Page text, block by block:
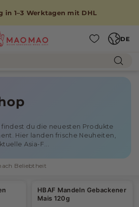
in 1–3 Werktagen mit DHL
DE
du die neuesten Produkte
Hier landen frische Neuheiten,
Asia-F...
Beliebtheit
HBAF Mandeln Gebackener
Mais 120g